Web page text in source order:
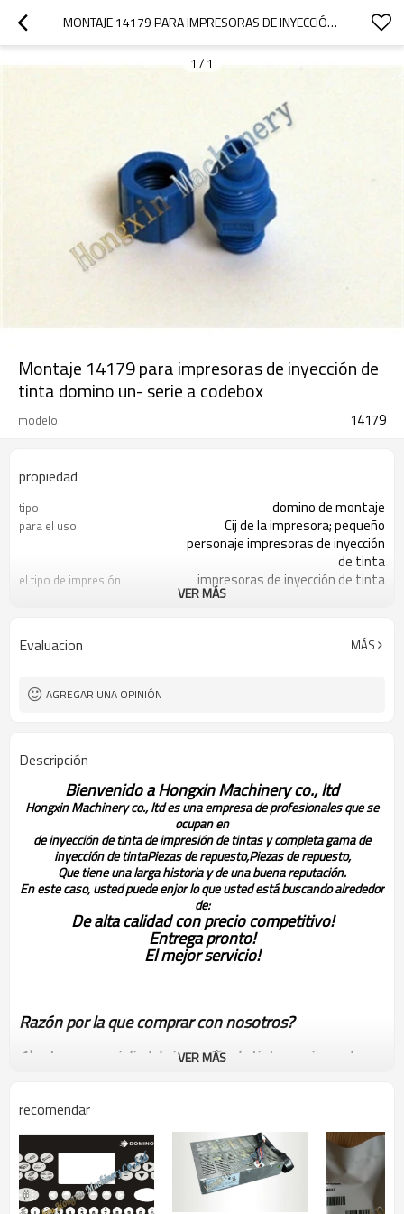
MONTAJE 14179 PARA IMPRESORAS DE INYECCIÓN DE TINTA DOMINO UN- SERIE A CODEBOX
1 / 1
Montaje 14179 para impresoras de inyección de
tinta domino un- serie a codebox
modelo 14179
propiedad
tipo domino de montaje
para el uso
Cij de la impresora; pequeño
personaje impresoras de inyección
de tinta
el tipo de impresión impresoras de inyección de tinta
10 pcs
condiciones de pago /t t; la unión occidental
entregue el tiempo
VER MÁS
Evaluacion MÁS
AGREGAR UNA OPINIÓN
Descripción
Bienvenido a Hongxin Machinery co., ltd
Hongxin Machinery co., ltd es una empresa de profesionales que se
ocupan en
de inyección de tinta de impresión de tintas y completa gama de
inyección de tintaPiezas de repuesto,Piezas de repuesto,
Que tiene una larga historia y de una buena reputación.
En este caso, usted puede enjor lo que usted está buscando alrededor
de:
De alta calidad con precio competitivo!
Entrega pronto!
El mejor servicio!
Razón por la que comprar con nosotros?
1) estamos specialied de inyección de tinta en piezas de
2) 3 meses products' de período de garantía!
3) tener el mejor servicio de pre- ventas& post- venta!
Otro domino de piezas de repuesto para su referencia:
14735
VER MÁS
recomendar